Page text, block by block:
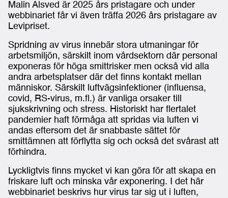
Malin Alsved är 2025 års pristagare och under
webbinariet får vi även träffa 2026 års pristagare av
Levipriset.
Spridning av virus innebär stora utmaningar för
arbetsmiljön, särskilt inom vårdsektorn där personal
exponeras för höga smittrisker men också vid alla
andra arbetsplatser där det finns kontakt mellan
människor. Särskilt luftvägsinfektioner (influensa,
covid, RS-virus, m.fl.) är vanliga orsaker till
sjukskrivning och stress. Historiskt har flertalet
pandemier haft förmåga att spridas via luften vi
andas eftersom det är snabbaste sättet för
smittämnen att förflytta sig och också det svårast att
förhindra.
Lyckligtvis finns mycket vi kan göra för att skapa en
friskare luft och minska vår exponering. I det här
webbinariet beskrivs hur virus tar sig ut i luften,